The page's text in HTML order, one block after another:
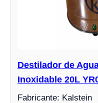
Destilador de
Inoxidable 20L
Fabricante: Kalstein